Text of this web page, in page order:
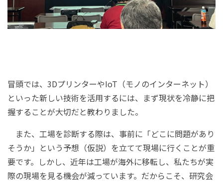
冒頭では、 3DプリンターやIoT （モノのインターネット）
といった新しい技術を活用するには、まず現状を冷静に把
握することが大切だと教わりました。
また、工場を診断する際は、事前に「どこに問題があり
そうか」という予想（仮説）を立てて現場に行くことが重
要です。しかし、近年は工場が海外に移転し、私たちが実
際の現場を見る機会が減っています。だからこそ、研究会